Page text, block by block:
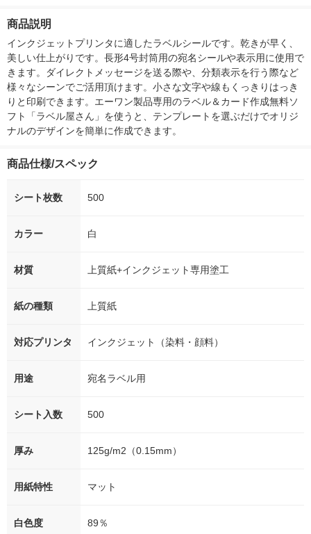
シ） オリジナル
商品説明
インクジェットプリンタに適したラベルシールです。乾きが早く、
美しい仕上がりです。長形4号封筒用の宛名シールや表示用に使用で
きます。ダイレクトメッセージを送る際や、分類表示を行う際など
様々なシーンでご活用頂けます。小さな文字や線もくっきりはっき
りと印刷できます。エーワン製品専用のラベル＆カード作成無料ソ
フト「ラベル屋さん」を使うと、テンプレートを選ぶだけでオリジ
ナルのデザインを簡単に作成できます。
商品仕様/スペック
シート枚数 500
カラー 白
材質 上質紙+インクジェット専用塗工
紙の種類 上質紙
対応プリンタ インクジェット（染料・顔料）
用途 宛名ラベル用
シート入数 500
厚み 125g/m2（0.15mm）
用紙特性 マット
白色度 89％